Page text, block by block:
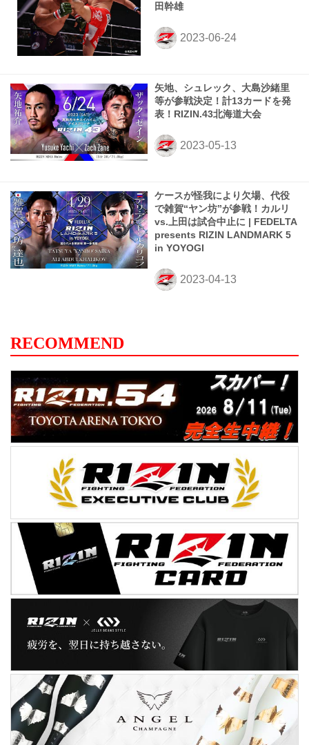
田幹雄
矢地、シュレック、大島沙緒里
等が参戦決定！計13カードを発
表！RIZIN.43北海道大会
ケースが怪我により欠場、代役
で雑賀“ヤン坊”が参戦！カルリ
vs.上田は試合中止に | FEDELTA
presents RIZIN LANDMARK 5
in YOYOGI
RECOMMEND